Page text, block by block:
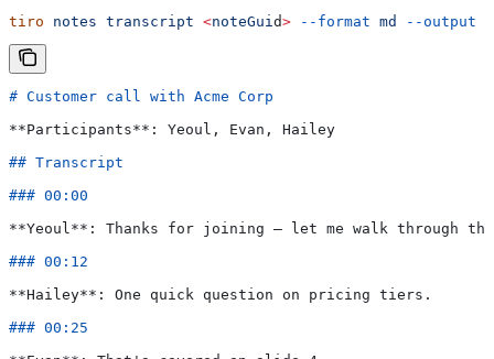
tiro notes transcript <noteGui d> --format md --output
# Customer call with Acme Corp
**Participants** : Yeoul, Evan, Hailey
## Transcript
### 00:00
**Yeoul** : Thanks for joining — let me walk through
### 00:12
**Hailey** : One quick question on pricing tiers.
### 00:25